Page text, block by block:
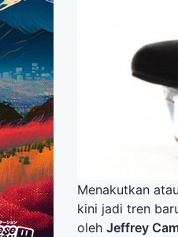
Menakutkan
kini jadi tren
oleh Jeffrey